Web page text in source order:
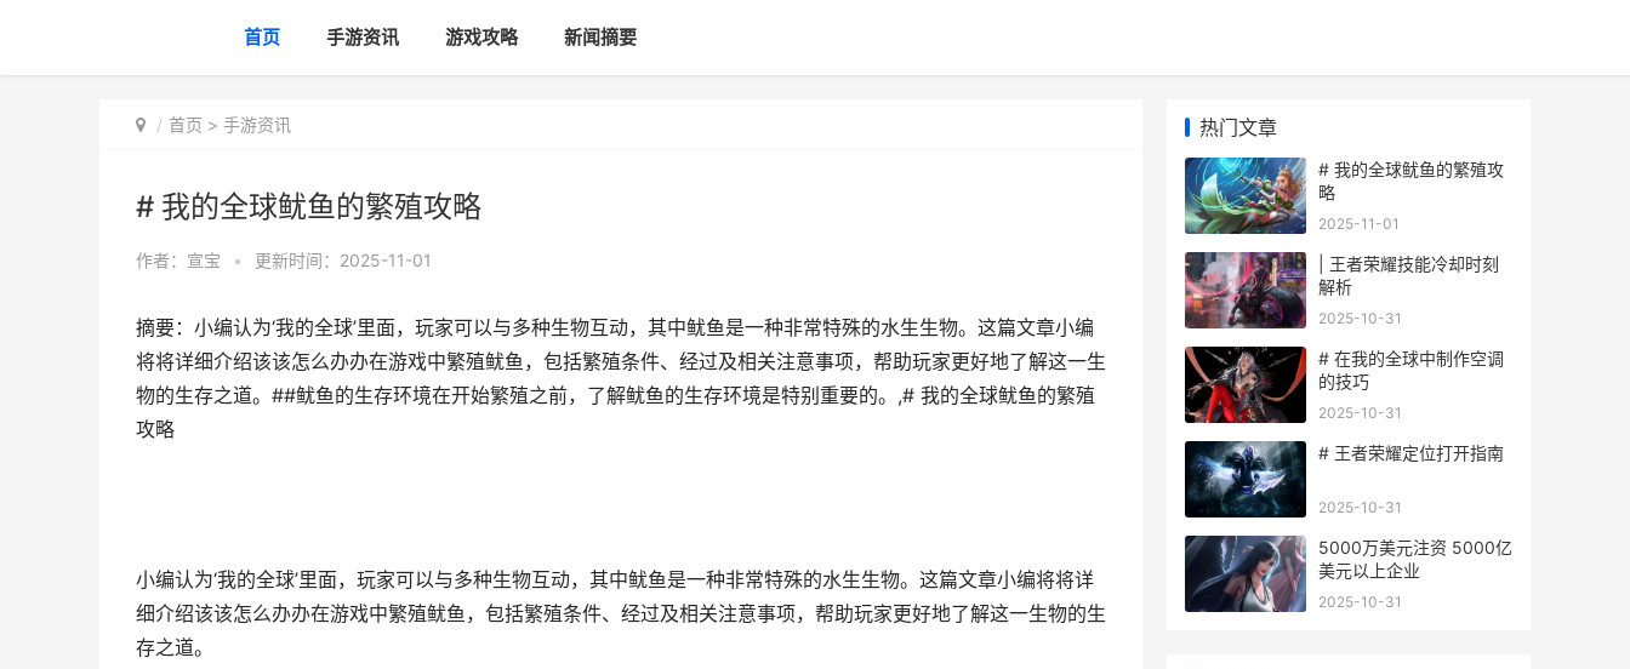
首页 手游资讯 游戏攻略 新闻摘要
首页 > 手游资讯
# 我的全球鱿鱼的繁殖攻略
作者： 宣宝 • 更新时间：2025-11-01
摘要：小编认为‘我的全球’里面，玩家可以与多种生物互动，其中鱿鱼是一种非常特殊的水生生物。这篇文章小编
将将详细介绍该该怎么办办在游戏中繁殖鱿鱼，包括繁殖条件、经过及相关注意事项，帮助玩家更好地了解这一生
物的生存之道。##鱿鱼的生存环境在开始繁殖之前，了解鱿鱼的生存环境是特别重要的。,# 我的全球鱿鱼的繁殖
攻略
小编认为‘我的全球’里面，玩家可以与多种生物互动，其中鱿鱼是一种非常特殊的水生生物。这篇文章小编将将详
细介绍该该怎么办办在游戏中繁殖鱿鱼，包括繁殖条件、经过及相关注意事项，帮助玩家更好地了解这一生物的生
存之道。
热门文章
# 我的全球鱿鱼的繁殖攻
略
2025-11-01
| 王者荣耀技能冷却时刻
解析
2025-10-31
# 在我的全球中制作空调
的技巧
2025-10-31
# 王者荣耀定位打开指南
2025-10-31
5000万美元注资 5000亿
美元以上企业
2025-10-31